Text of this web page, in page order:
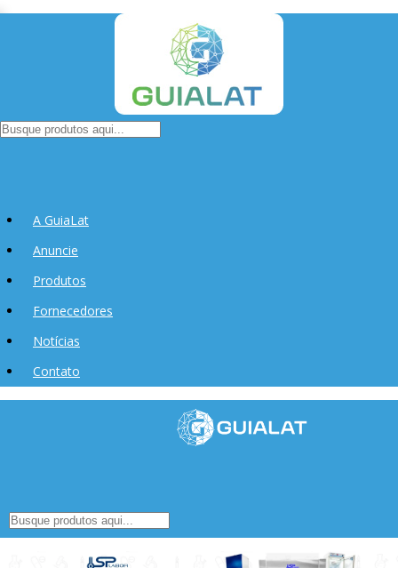
A GuiaLat
Anuncie
Produtos
Fornecedores
Notícias
Contato